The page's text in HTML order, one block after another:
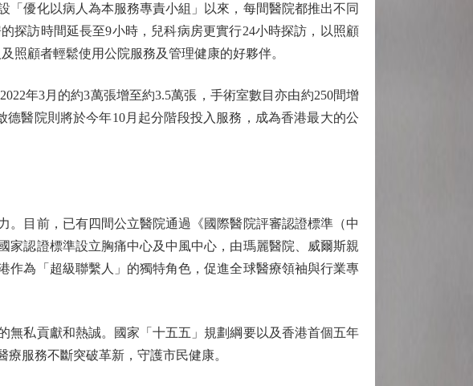
優化以病人為本服務專責小組」以來，每間醫院都推出不同
探訪時間延長至9小時，兒科病房更實行24小時探訪，以照顧
照顧者輕鬆使用公院服務及管理健康的好夥伴。
年3月的約3萬張增至約3.5萬張，手術室數目亦由約250間增
醫院則將於今年10月起分階段投入服務，成為香港最大的公
目前，已有四間公立醫院通過《國際醫院評審認證標準（中
家認證標準設立胸痛中心及中風中心，由瑪麗醫院、威爾斯親
作為「超級聯繫人」的獨特角色，促進全球醫療領袖與行業專
私貢獻和熱誠。國家「十五五」規劃綱要以及香港首個五年
服務不斷突破革新，守護市民健康。